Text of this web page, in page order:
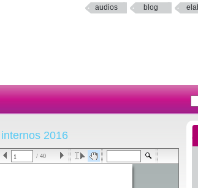
audios blog
2016
/ 40